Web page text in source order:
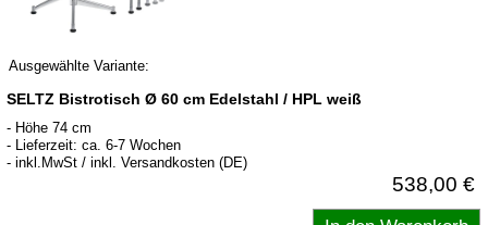
Ausgewählte Variante:
SELTZ Bistrotisch Ø 60 cm Edelstahl / HPL weiß
- Höhe 74 cm
- Lieferzeit: ca. 6-7 Wochen
- inkl.MwSt / inkl. Versandkosten (DE)
538,00 €